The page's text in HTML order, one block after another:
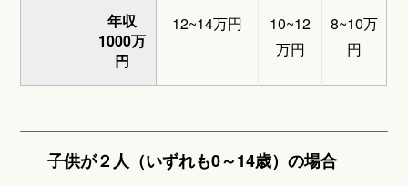
年収
1000万
円
12~14万円
10~12
万円
8~10万
円
子供が２人（いずれも0～14歳）の場合